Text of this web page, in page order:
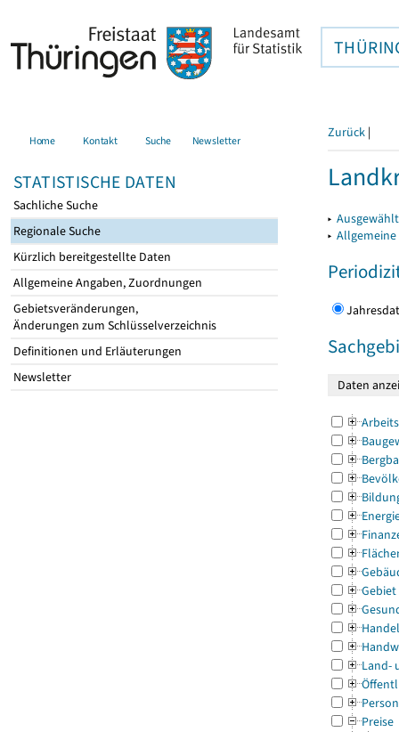
Home Kontakt Suche Newsletter
STATISTISCHE DATEN
Sachliche Suche
Regionale Suche
Kürzlich bereitgestellte Daten
Allgemeine Angaben, Zuordnungen
Gebietsveränderungen,
Änderungen zum Schlüsselverzeichnis
Definitionen und Erläuterungen
Newsletter
Zurück |
▸
▸
Gebiet
Land-
Preise